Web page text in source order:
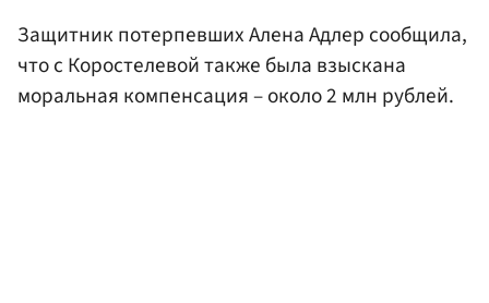
Защитник потерпевших Алена Адлер сообщила,
что с Коростелевой также была взыскана
моральная компенсация – около 2 млн рублей.